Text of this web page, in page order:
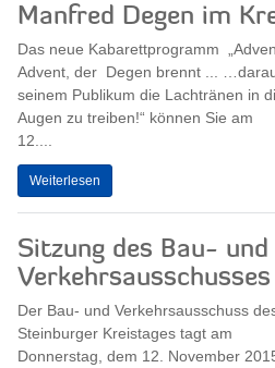
Manfred Degen im
Das neue Kabarettprogramm
Advent, der Degen brennt ...
seinem Publikum die Lachtränen in
Augen zu treiben!“ können Sie am
12....
Weiterlesen
Sitzung des Bau- und
Verkehrsausschusses
Der Bau- und Verkehrsausschuss
Steinburger Kreistages tagt am
Donnerstag, dem 12. November